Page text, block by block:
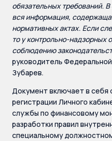
обязательных требований.
вся информация,
нормативных актах. Если
то у контрольно-надзорных
соблюдению
руководитель
Зубарев.
Документ включает в себя
регистрации Личного
службы по финансовому
разработки правил
специальному